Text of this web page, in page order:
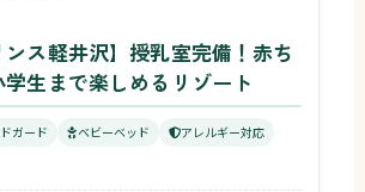
ンス軽井沢】授乳室完備！赤ち
生まで楽しめるリゾート
ガード ベビーベッド
アレルギー対応